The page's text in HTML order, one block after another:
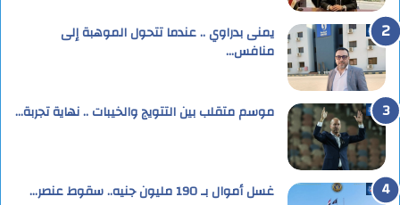
يمنى بدراوي .. عندما تتحول الموهبة إلى
منافس…
موسم متقلب بين التتويج والخيبات .. نهاية تجربة…
غسل أموال بـ 190 مليون جنيه.. سقوط عنصر…